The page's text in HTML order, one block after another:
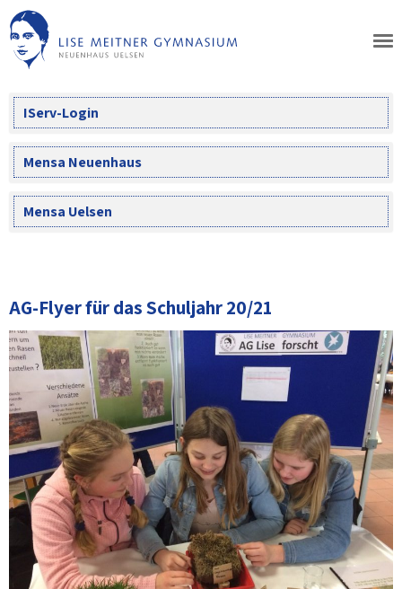
Skip
to
content
IServ-Login
Mensa Neuenhaus
Mensa Uelsen
AG-Flyer für das Schuljahr 20/21